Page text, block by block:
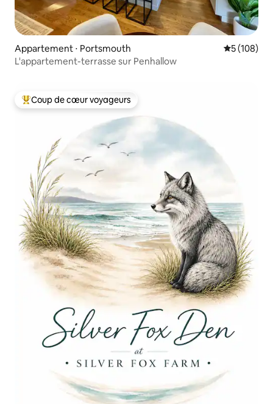
Appartement ⋅ Portsmouth Évaluation
5 (108)
L'appartement-terrasse sur Penhallow
Coups de cœur voyageurs les plus appréciés
Coup de cœur voyageurs